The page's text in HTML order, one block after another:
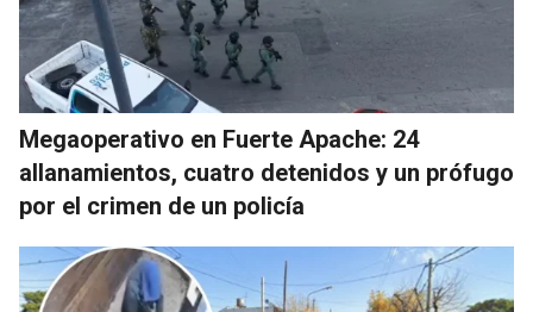
Megaoperativo en Fuerte Apache: 24
allanamientos, cuatro detenidos y un prófugo
por el crimen de un policía